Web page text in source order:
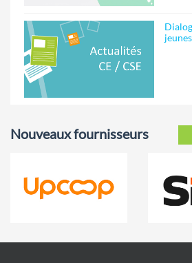
Nouveaux fournisseurs